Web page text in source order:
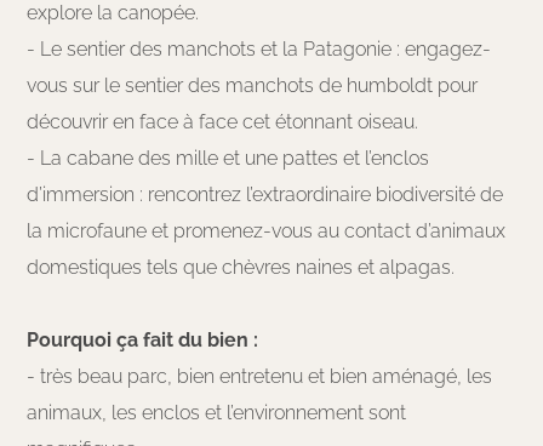
explore la canopée.
- Le sentier des manchots et la Patagonie : engagez-
vous sur le sentier des manchots de humboldt pour
découvrir en face à face cet étonnant oiseau.
- La cabane des mille et une pattes et l’enclos
d’immersion : rencontrez l’extraordinaire biodiversité de
la microfaune et promenez-vous au contact d’animaux
domestiques tels que chèvres naines et alpagas.
Pourquoi ça fait du bien :
- très beau parc, bien entretenu et bien aménagé, les
animaux, les enclos et l’environnement sont